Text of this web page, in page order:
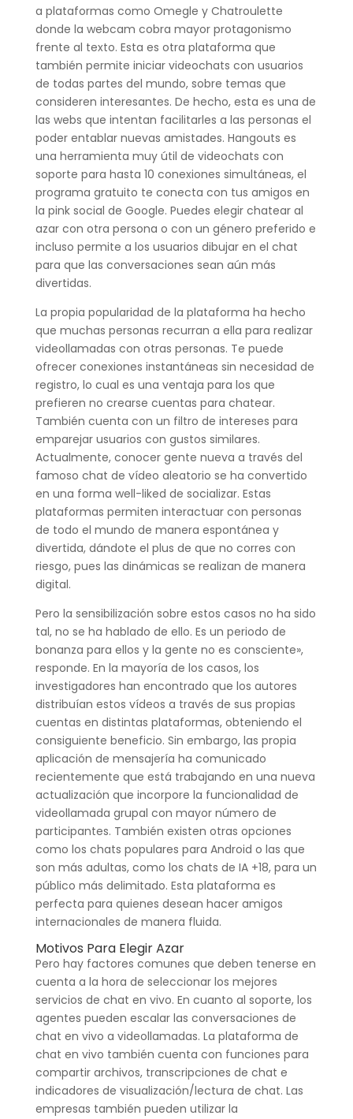
a plataformas como Omegle y Chatroulette
donde la webcam cobra mayor protagonismo
frente al texto. Esta es otra plataforma que
también permite iniciar videochats con usuarios
de todas partes del mundo, sobre temas que
consideren interesantes. De hecho, esta es una de
las webs que intentan facilitarles a las personas el
poder entablar nuevas amistades. Hangouts es
una herramienta muy útil de videochats con
soporte para hasta 10 conexiones simultáneas, el
programa gratuito te conecta con tus amigos en
la pink social de Google. Puedes elegir chatear al
azar con otra persona o con un género preferido e
incluso permite a los usuarios dibujar en el chat
para que las conversaciones sean aún más
divertidas.
La propia popularidad de la plataforma ha hecho
que muchas personas recurran a ella para realizar
videollamadas con otras personas. Te puede
ofrecer conexiones instantáneas sin necesidad de
registro, lo cual es una ventaja para los que
prefieren no crearse cuentas para chatear.
También cuenta con un filtro de intereses para
emparejar usuarios con gustos similares.
Actualmente, conocer gente nueva a través del
famoso chat de vídeo aleatorio se ha convertido
en una forma well-liked de socializar. Estas
plataformas permiten interactuar con personas
de todo el mundo de manera espontánea y
divertida, dándote el plus de que no corres con
riesgo, pues las dinámicas se realizan de manera
digital.
Pero la sensibilización sobre estos casos no ha sido
tal, no se ha hablado de ello. Es un periodo de
bonanza para ellos y la gente no es consciente»,
responde. En la mayoría de los casos, los
investigadores han encontrado que los autores
distribuían estos vídeos a través de sus propias
cuentas en distintas plataformas, obteniendo el
consiguiente beneficio. Sin embargo, las propia
aplicación de mensajería ha comunicado
recientemente que está trabajando en una nueva
actualización que incorpore la funcionalidad de
videollamada grupal con mayor número de
participantes. También existen otras opciones
como los chats populares para Android o las que
son más adultas, como los chats de IA +18, para un
público más delimitado. Esta plataforma es
perfecta para quienes desean hacer amigos
internacionales de manera fluida.
Motivos Para Elegir Azar
Pero hay factores comunes que deben tenerse en
cuenta a la hora de seleccionar los mejores
servicios de chat en vivo. En cuanto al soporte, los
agentes pueden escalar las conversaciones de
chat en vivo a videollamadas. La plataforma de
chat en vivo también cuenta con funciones para
compartir archivos, transcripciones de chat e
indicadores de visualización/lectura de chat. Las
empresas también pueden utilizar la